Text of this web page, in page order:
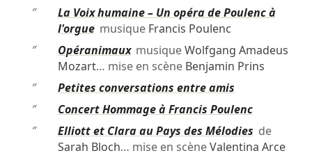
″
La Voix humaine – Un opéra de Poulenc à
l'orguemusique Francis Poulenc
″
OpéranimauxmusiqueWolfgang Amadeus
Mozart… mise en scène Benjamin Prins
″
Petites conversations entre amis
″
Concert Hommage à Francis Poulenc
″
Elliott et Clara au Pays des Mélodies de
Sarah Bloch… mise en scèneValentina Arce